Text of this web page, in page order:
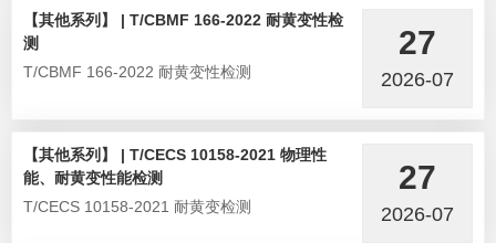
【其他系列】 | T/CBMF 166-2022 耐黄变性检
测
T/CBMF 166-2022 耐黄变性检测
27
2026-07
【其他系列】 | T/CECS 10158-2021 物理性
能、耐黄变性能检测
T/CECS 10158-2021 耐黄变检测
27
2026-07